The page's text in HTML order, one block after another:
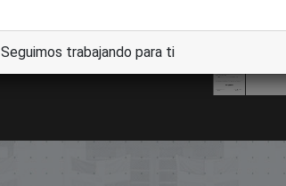
Seguimos trabajando para ti